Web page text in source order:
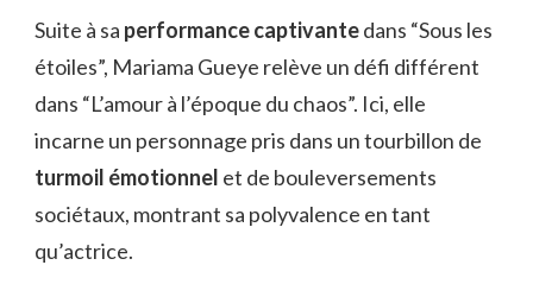
Suite à sa performance captivantedans “Sous les
étoiles”, Mariama Gueye relève un défi différent
dans “L’amour à l’époque du chaos”. Ici, elle
incarne un personnage pris dans un tourbillon de
turmoil émotionnel et de bouleversements
sociétaux, montrant sa polyvalence en tant
qu’actrice.